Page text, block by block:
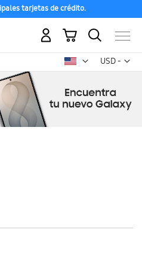
tarjetas de crédito.
USD -
dólar
Mi carrito